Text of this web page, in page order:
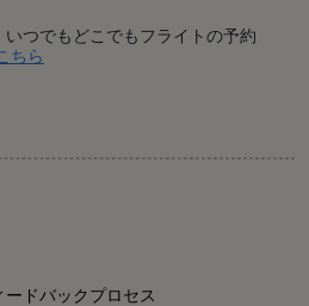
つでもどこでもフライトの予約
ちら
ドバックプロセス